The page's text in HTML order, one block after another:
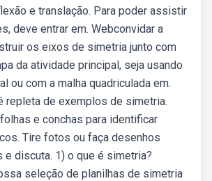
e translação. Para poder assistir
deve entrar em. Webconvidar a
os eixos de simetria junto com
da atividade principal, seja usando
ou com a malha quadriculada em.
repleta de exemplos de simetria.
e conchas para identificar
Tire fotos ou faça desenhos
discuta. 1) o que é simetria?
seleção de planilhas de simetria